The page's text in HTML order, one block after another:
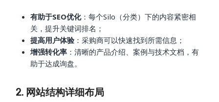
有助于SEO优化：每个Silo（分类）下的内容紧密相
关，提升关键词排名；
提高用户体验：采购商可以快速找到所需信息；
增强转化率 ：清晰的产品介绍、案例与技术文档，有
助于达成询盘。
2. 网站结构详细布局